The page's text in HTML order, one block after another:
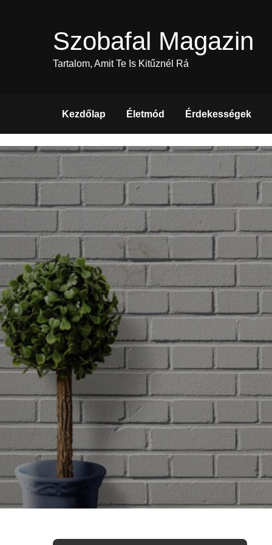
Szobafal Magazin
Tartalom, Amit Te Is Kitűznél Rá
Kezdőlap Életmód Érdekességek